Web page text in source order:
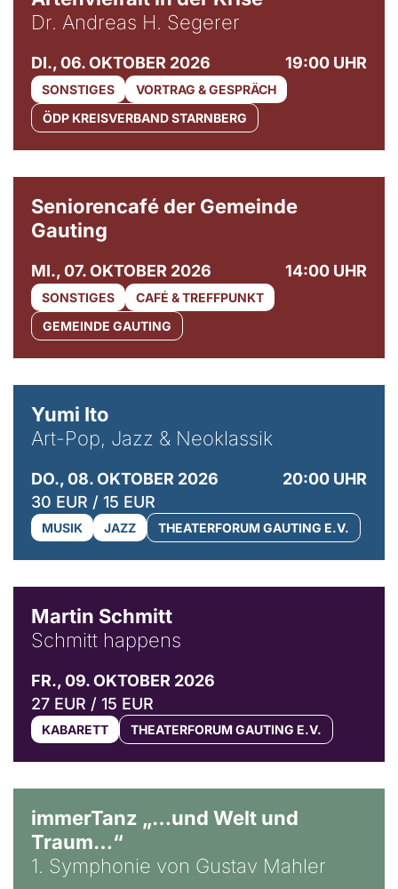
Dr. Andreas H. Segerer
DI., 06. OKTOBER 2026 19:00 UHR
SONSTIGES
VORTRAG & GESPRÄCH
ÖDP KREISVERBAND STARNBERG
Seniorencafé der Gemeinde
Gauting
MI., 07. OKTOBER 2026 14:00 UHR
SONSTIGES
CAFÉ & TREFFPUNKT
GEMEINDE GAUTING
Yumi Ito
Art-Pop, Jazz & Neoklassik
DO., 08. OKTOBER 2026
20:00 UHR
30 EUR / 15 EUR
MUSIK JAZZ THEATERFORUM GAUTING E.V.
Martin Schmitt
Schmitt happens
FR., 09. OKTOBER 2026
27 EUR / 15 EUR
KABARETT THEATERFORUM GAUTING E.V.
immerTanz „…und Welt und
Traum…“
1. Symphonie von Gustav Mahler